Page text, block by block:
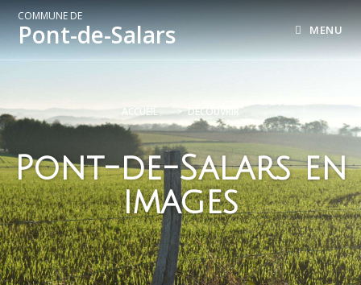
COMMUNE DE
Pont-de-Salars MENU
ACCUEIL > DÉCOUVRIR
Pont-de-Salars en
images